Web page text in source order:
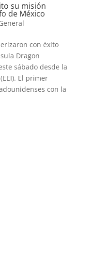
su misión
de México
con éxito
Dragon
sábado desde la
El primer
con la